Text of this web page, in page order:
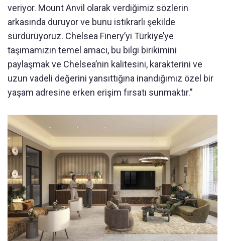
veriyor. Mount Anvil olarak verdiğimiz sözlerin
arkasında duruyor ve bunu istikrarlı şekilde
sürdürüyoruz. Chelsea Finery’yi Türkiye’ye
taşımamızın temel amacı, bu bilgi birikimini
paylaşmak ve Chelsea’nin kalitesini, karakterini ve
uzun vadeli değerini yansıttığına inandığımız özel bir
yaşam adresine erken erişim fırsatı sunmaktır."